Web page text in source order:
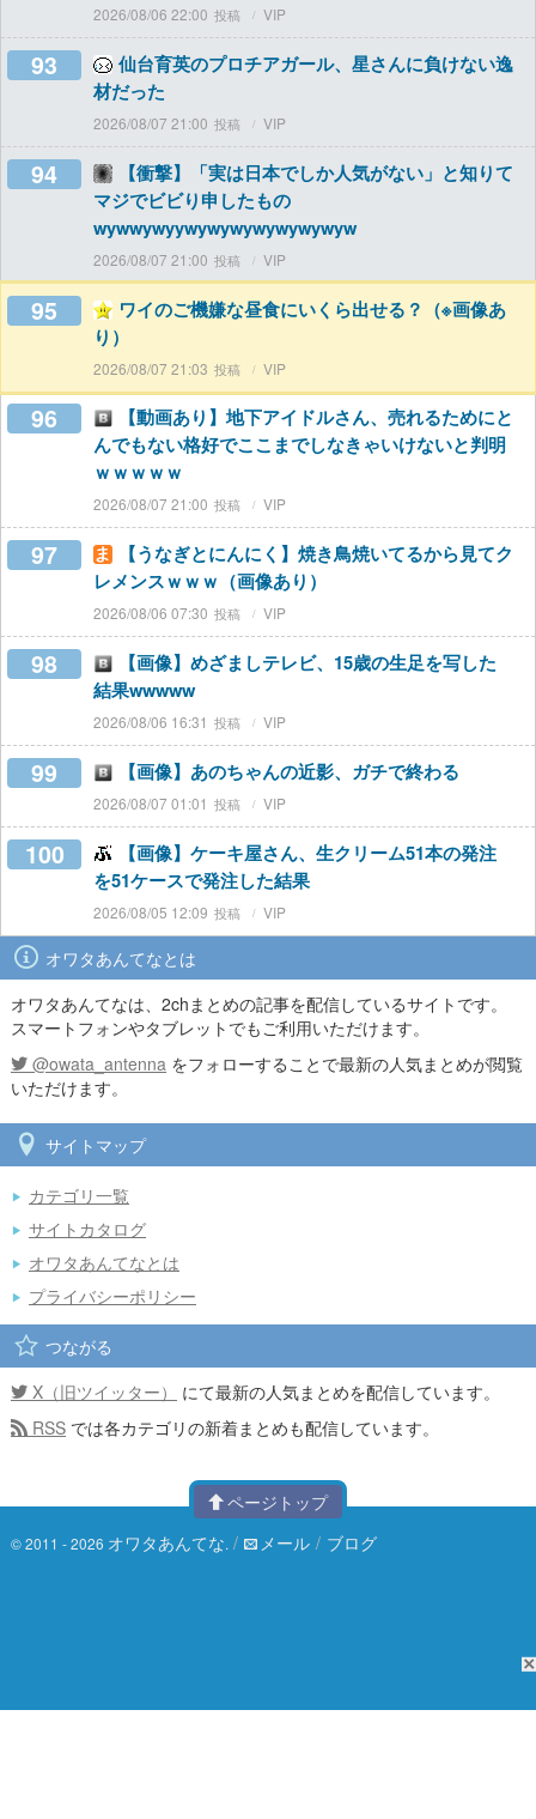
2026/08/06 22:00 VIP
93
仙台育英のプロチアガール、星さんに負けない逸
材だった
2026/08/07 21:00 VIP
94
【衝撃】「実は日本でしか人気がない」と知りて
マジでビビり申したもの
wywwywyywywywywywywywyw
2026/08/07 21:00 VIP
95
ワイのご機嫌な昼食にいくら出せる？（※画像あ
り）
2026/08/07 21:03 VIP
96
【動画あり】地下アイドルさん、売れるためにと
んでもない格好でここまでしなきゃいけないと判明
ｗｗｗｗｗ
2026/08/07 21:00 VIP
97
【うなぎとにんにく】焼き鳥焼いてるから見てク
レメンスｗｗｗ（画像あり）
2026/08/06 07:30 VIP
98
【画像】めざましテレビ、15歳の生足を写した
結果wwwww
2026/08/06 16:31 VIP
99 【画像】あのちゃんの近影、ガチで終わる
2026/08/07 01:01 VIP
100
【画像】ケーキ屋さん、生クリーム51本の発注
を51ケースで発注した結果
2026/08/05 12:09 VIP
オワタあんてなとは
オワタあんてなは、2chまとめの記事を配信しているサイトです。
スマートフォンやタブレットでもご利用いただけます。
@owata_antenna をフォローすることで最新の人気まとめが閲覧
いただけます。
サイトマップ
カテゴリ一覧
サイトカタログ
オワタあんてなとは
プライバシーポリシー
つながる
X（旧ツイッター）
にて最新の人気まとめを配信しています。
RSS では各カテゴリの新着まとめも配信しています。
ページトップ
© 2011 - 2026 オワタあんてな. / メール / ブログ